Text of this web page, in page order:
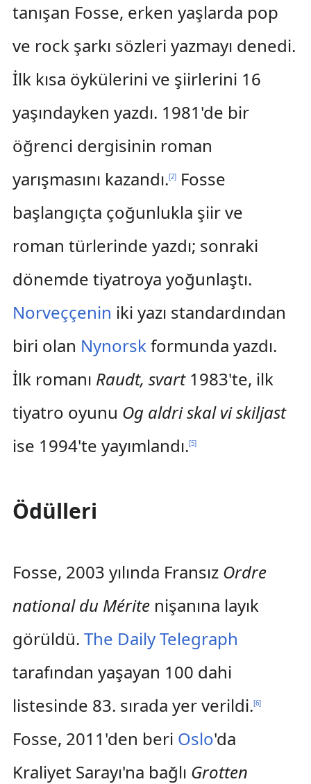
tanışan Fosse, erken yaşlarda pop
ve rock şarkı sözleri yazmayı denedi.
İlk kısa öykülerini ve şiirlerini 16
yaşındayken yazdı. 1981'de bir
öğrenci dergisinin roman
yarışmasını kazandı.[2]Fosse
başlangıçta çoğunlukla şiir ve
roman türlerinde yazdı; sonraki
dönemde tiyatroya yoğunlaştı.
Norveççenin iki yazı standardından
biri olan Nynorskformunda yazdı.
İlk romanı Raudt, svart1983'te, ilk
tiyatro oyunu Og aldri skal vi skiljast
ise 1994'te yayımlandı.[5]
Ödülleri
Fosse, 2003 yılında Fransız Ordre
national du Méritenişanına layık
görüldü. The Daily Telegraph
tarafından yaşayan 100 dahi
listesinde 83. sırada yer verildi.[6]
Fosse, 2011'den beri Oslo'da
Kraliyet Sarayı'na bağlı Grotten